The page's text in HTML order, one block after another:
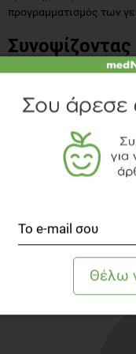
προγραμματισμός των
Συνοψίζοντας
καρκίνο, τόσο για την
θεραπείας, όσο και για
είναι το κυρίαρχο
ΒΙΒΛΙΟΓΡΑΦΙΑ
American Cancer
accessed online at:
http://